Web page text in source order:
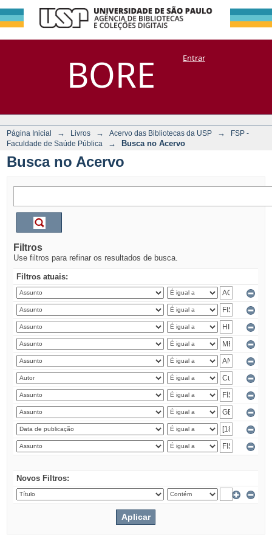
BORE
Busca no Acervo
DSpace/Manakin + CoriscoEntrar
Página Inicial → Livros → Acervo das Bibliotecas da USP →
FSP -
Faculdade de Saúde Pública
→ Busca no Acervo
Busca no Acervo
Filtros
Use filtros para refinar os resultados de busca.
Filtros atuais:
Novos Filtros: